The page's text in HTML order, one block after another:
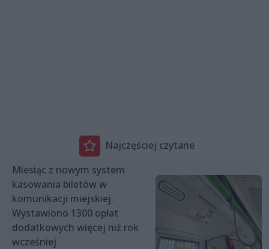
Najczęściej czytane
Miesiąc z nowym system
kasowania biletów w
komunikacji miejskiej.
Wystawiono 1300 opłat
dodatkowych więcej niż rok
wcześniej